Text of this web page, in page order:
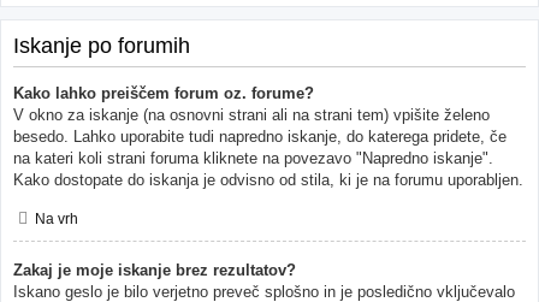
Iskanje po forumih
Kako lahko preiščem forum oz. forume?
V okno za iskanje (na osnovni strani ali na strani tem) vpišite želeno
besedo. Lahko uporabite tudi napredno iskanje, do katerega pridete, če
na kateri koli strani foruma kliknete na povezavo "Napredno iskanje".
Kako dostopate do iskanja je odvisno od stila, ki je na forumu uporabljen.
Na vrh
Zakaj je moje iskanje brez rezultatov?
Iskano geslo je bilo verjetno preveč splošno in je posledično vključevalo